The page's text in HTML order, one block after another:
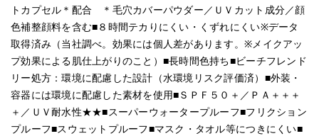
トカプセル＊配合 ＊毛穴カバーパウダー／ＵＶカット成分／顔
色補整顔料を含む■８時間テカりにくい・くずれにくい※データ
取得済み（当社調べ。効果には個人差があります。※メイクアッ
プ効果による肌仕上がりのこと）■長時間色持ち■ビーチフレンド
リー処方：環境に配慮した設計（水環境リスク評価済）■外装・
容器には環境に配慮した素材を使用■ＳＰＦ５０＋／ＰＡ＋＋＋
＋／ＵＶ耐水性★★■スーパーウォータープルーフ■フリクション
プルーフ■スウェットプルーフ■マスク・タオル等につきにくい■